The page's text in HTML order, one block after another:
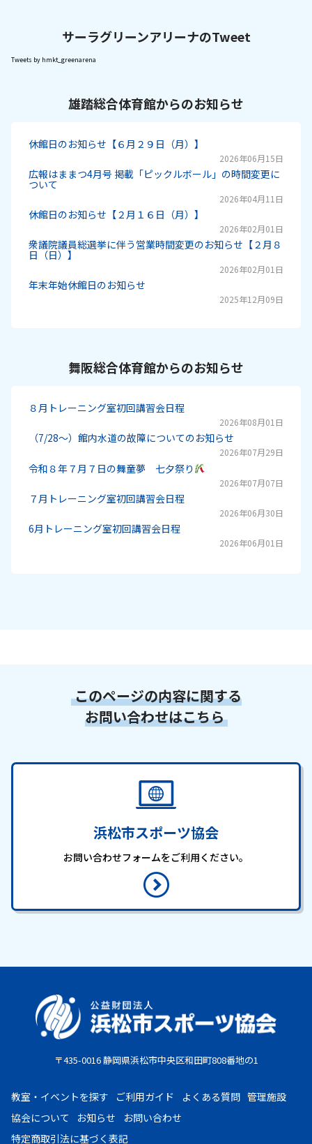
サーラグリーンアリーナのTweet
Tweets by hmkt_greenarena
雄踏総合体育館からのお知らせ
休館日のお知らせ【６月２９日（月）】
2026年06月15日
広報はままつ4月号 掲載「ピックルボール」の時間変更に
ついて
2026年04月11日
休館日のお知らせ【２月１６日（月）】
2026年02月01日
衆議院議員総選挙に伴う営業時間変更のお知らせ【２月８
日（日）】
2026年02月01日
年末年始休館日のお知らせ
2025年12月09日
舞阪総合体育館からのお知らせ
８月トレーニング室初回講習会日程
2026年08月01日
（7/28～）館内水道の故障についてのお知らせ
2026年07月29日
令和８年７月７日の舞童夢 七夕祭り
2026年07月07日
７月トレーニング室初回講習会日程
2026年06月30日
6月トレーニング室初回講習会日程
2026年06月01日
このページの内容に関する
お問い合わせはこちら
浜松市スポーツ協会
お問い合わせフォームをご利用ください。
〒435-0016 静岡県浜松市中央区和田町808番地の1
教室・イベントを探す ご利用ガイド よくある質問 管理施設
協会について
お知らせ
お問い合わせ
特定商取引法に基づく表記